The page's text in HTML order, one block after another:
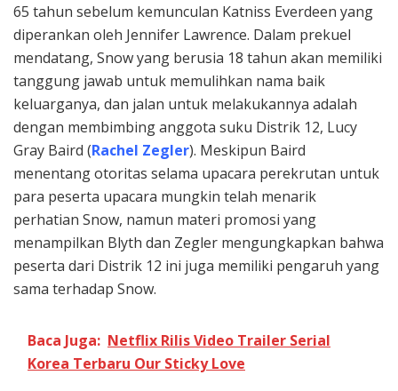
65 tahun sebelum kemunculan Katniss Everdeen yang
diperankan oleh Jennifer Lawrence. Dalam prekuel
mendatang, Snow yang berusia 18 tahun akan memiliki
tanggung jawab untuk memulihkan nama baik
keluarganya, dan jalan untuk melakukannya adalah
dengan membimbing anggota suku Distrik 12, Lucy
Gray Baird (Rachel Zegler). Meskipun Baird
menentang otoritas selama upacara perekrutan untuk
para peserta upacara mungkin telah menarik
perhatian Snow, namun materi promosi yang
menampilkan Blyth dan Zegler mengungkapkan bahwa
peserta dari Distrik 12 ini juga memiliki pengaruh yang
sama terhadap Snow.
Baca Juga: Netflix Rilis Video Trailer Serial
Korea Terbaru Our Sticky Love